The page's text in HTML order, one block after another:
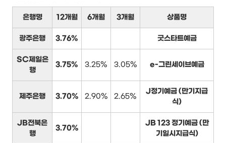
은행명 12개월 6개월 3개월 상품명
광주은행 3.76% 굿스타트예금
SC제일은
행
3.75% 3.25% 3.05% e-그린세이브예금
제주은행 3.70% 2.90% 2.65%
J정기예금 (만기지급
식)
JB전북은
행
3.70%
JB 123 정기예금 (만
기일시지급식)